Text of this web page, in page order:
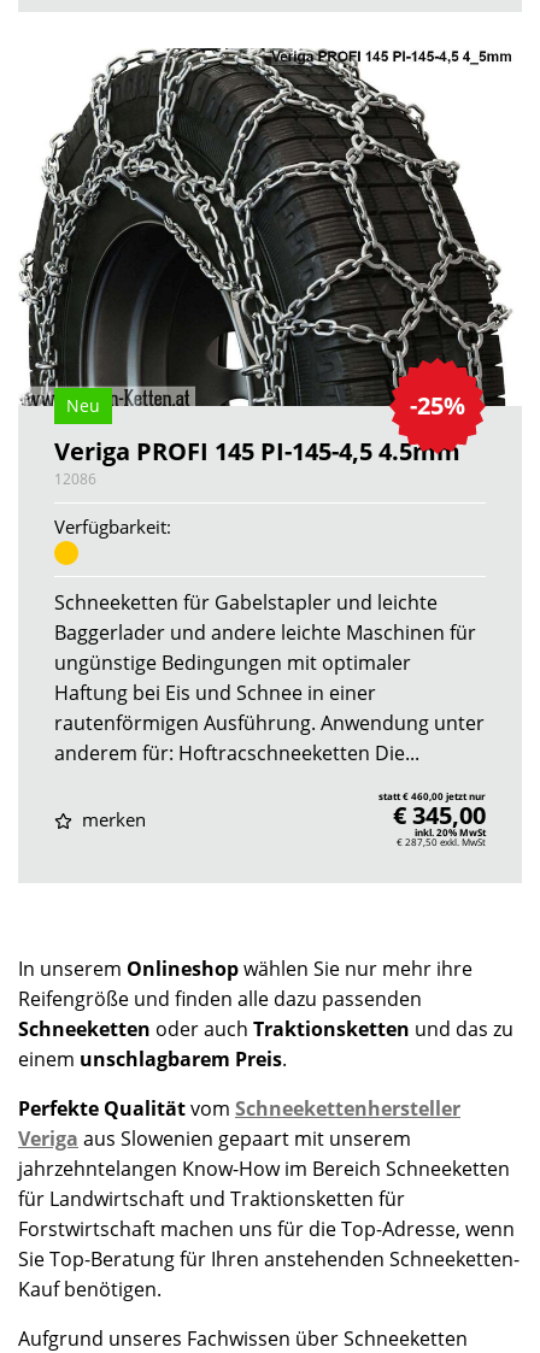
-25%
Neu
Veriga PROFI 145 PI-145-4,5 4.5mm
12086
Verfügbarkeit:
Schneeketten für Gabelstapler und leichte
Baggerlader und andere leichte Maschinen für
ungünstige Bedingungen mit optimaler
Haftung bei Eis und Schnee in einer
rautenförmigen Ausführung. Anwendung unter
anderem für: Hoftracschneeketten Die...
merken
statt € 460,00 jetzt nur
€ 345,00
inkl. 20% MwSt
€ 287,50exkl. MwSt
In unserem Onlineshopwählen Sie nur mehr ihre
Reifengröße und finden alle dazu passenden
Schneeketten oder auch Traktionsketten und das zu
einem unschlagbarem Preis.
Perfekte Qualitätvom Schneekettenhersteller
Veriga aus Slowenien gepaart mit unserem
jahrzehntelangen Know-How im Bereich Schneeketten
für Landwirtschaft und Traktionsketten für
Forstwirtschaft machen uns für die Top-Adresse, wenn
Sie Top-Beratung für Ihren anstehenden Schneeketten-
Kauf benötigen.
Aufgrund unseres Fachwissen über Schneeketten